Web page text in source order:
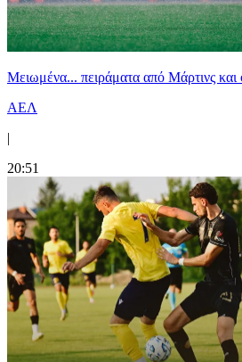
Μειωμένα... πειράματα από Μάρτινς και
ΑΕΛ
|
20:51